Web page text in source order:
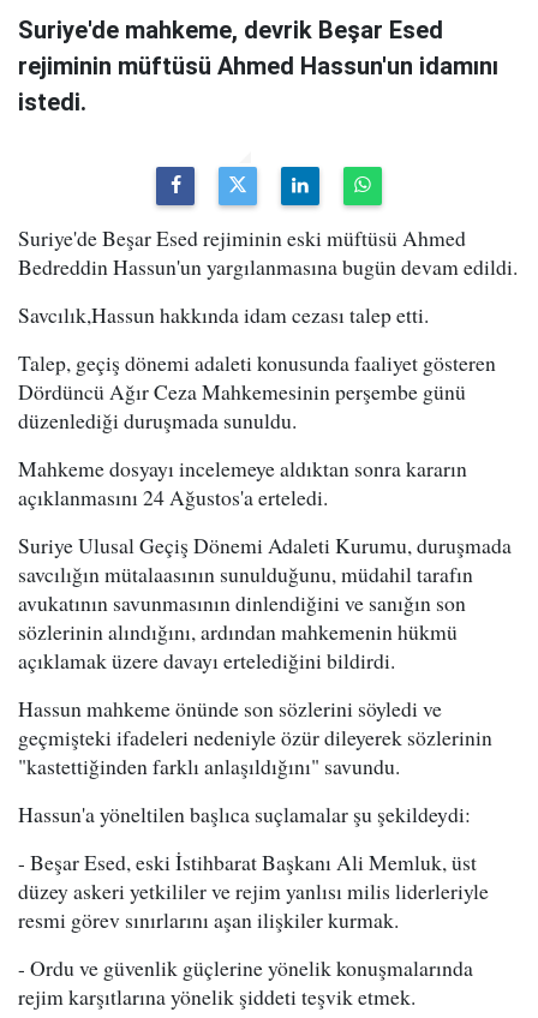
Suriye'de mahkeme, devrik Beşar Esed
rejiminin müftüsü Ahmed Hassun'un idamını
istedi.
Suriye'de Beşar Esed rejiminin eski müftüsü Ahmed
Bedreddin Hassun'un yargılanmasına bugün devam edildi.
Savcılık,Hassun hakkında idam cezası talep etti.
Talep, geçiş dönemi adaleti konusunda faaliyet gösteren
Dördüncü Ağır Ceza Mahkemesinin perşembe günü
düzenlediği duruşmada sunuldu.
Mahkeme dosyayı incelemeye aldıktan sonra kararın
açıklanmasını 24 Ağustos'a erteledi.
Suriye Ulusal Geçiş Dönemi Adaleti Kurumu, duruşmada
savcılığın mütalaasının sunulduğunu, müdahil tarafın
avukatının savunmasının dinlendiğini ve sanığın son
sözlerinin alındığını, ardından mahkemenin hükmü
açıklamak üzere davayı ertelediğini bildirdi.
Hassun mahkeme önünde son sözlerini söyledi ve
geçmişteki ifadeleri nedeniyle özür dileyerek sözlerinin
"kastettiğinden farklı anlaşıldığını" savundu.
Hassun'a yöneltilen başlıca suçlamalar şu şekildeydi:
- Beşar Esed, eski İstihbarat Başkanı Ali Memluk, üst
düzey askeri yetkililer ve rejim yanlısı milis liderleriyle
resmi görev sınırlarını aşan ilişkiler kurmak.
- Ordu ve güvenlik güçlerine yönelik konuşmalarında
rejim karşıtlarına yönelik şiddeti teşvik etmek.